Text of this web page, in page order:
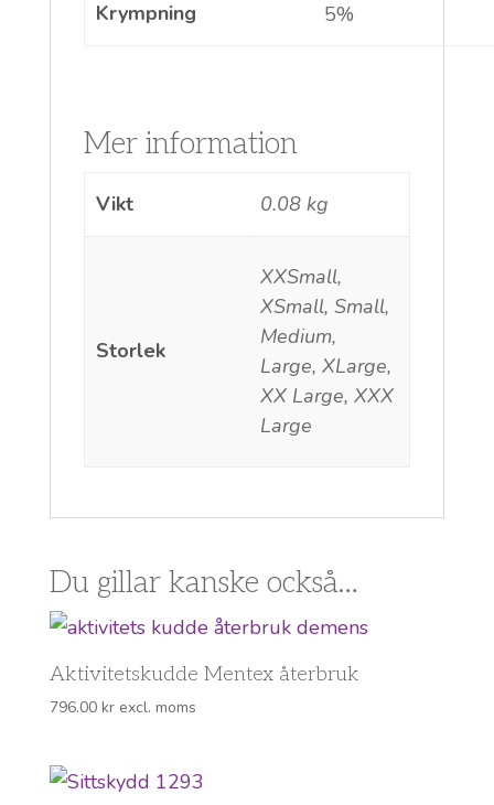
Krympning 5%
Mer information
Vikt 0.08 kg
Storlek
XXSmall,
XSmall, Small,
Medium,
Large, XLarge,
XX Large, XXX
Large
Du gillar kanske också…
Aktivitetskudde Mentex återbruk
796.00 krexcl. moms